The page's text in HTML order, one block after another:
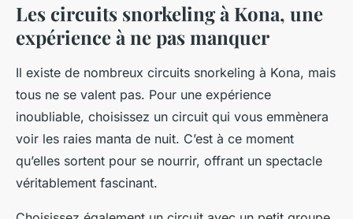
Les circuits snorkeling à Kona, une
expérience à ne pas manquer
Il existe de nombreux circuits snorkeling à Kona, mais
tous ne se valent pas. Pour une expérience
inoubliable, choisissez un circuit qui vous emmènera
voir les raies manta de nuit. C’est à ce moment
qu’elles sortent pour se nourrir, offrant un spectacle
véritablement fascinant.